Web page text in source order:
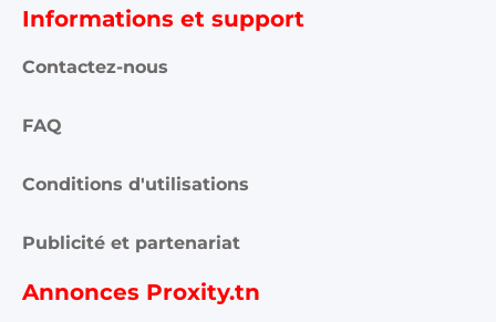
Informations et support
Contactez-nous
FAQ
Conditions d'utilisations
Publicité et partenariat
Annonces Proxity.tn